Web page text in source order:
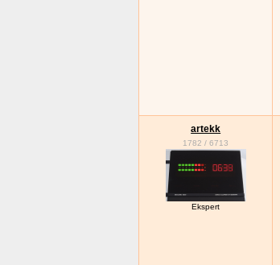
artekk
1782 /6713
Ekspert